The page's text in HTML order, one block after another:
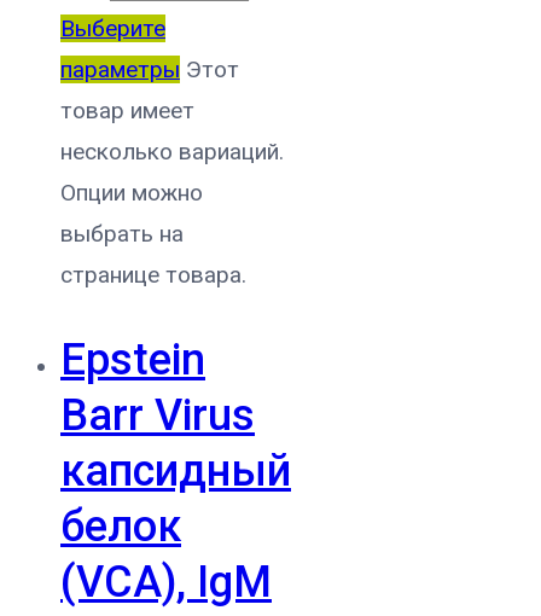
Выберите
параметры Этот
товар имеет
несколько вариаций.
Опции можно
выбрать на
странице товара.
Epstein
Barr Virus
капсидный
белок
(VCA), IgM